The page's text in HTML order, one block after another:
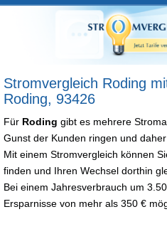
Stromvergleich Roding
Roding, 93426
Für Roding gibt es mehrere
Gunst der Kunden ringen und
Mit einem Stromvergleich können
finden und Ihren Wechsel dorthin
Bei einem Jahresverbrauch um
Ersparnisse von mehr als 350 €